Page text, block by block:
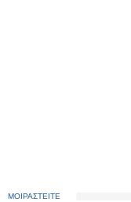
ΜΟΙΡΑΣΤΕΙΤΕ